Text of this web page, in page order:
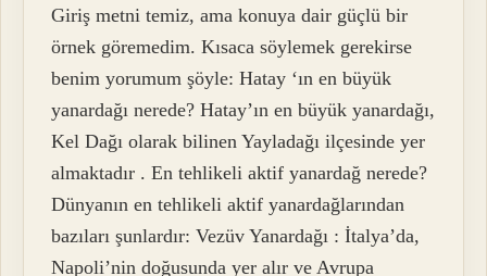
Giriş metni temiz, ama konuya dair güçlü bir
örnek göremedim. Kısaca söylemek gerekirse
benim yorumum şöyle: Hatay ‘ın en büyük
yanardağı nerede? Hatay’ın en büyük yanardağı,
Kel Dağı olarak bilinen Yayladağı ilçesinde yer
almaktadır . En tehlikeli aktif yanardağ nerede?
Dünyanın en tehlikeli aktif yanardağlarından
bazıları şunlardır: Vezüv Yanardağı : İtalya’da,
Napoli’nin doğusunda yer alır ve Avrupa